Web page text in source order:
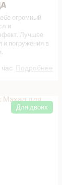
огромный
и
Лучшее
и погружения в
Подробнее
для двоих
Для двоих